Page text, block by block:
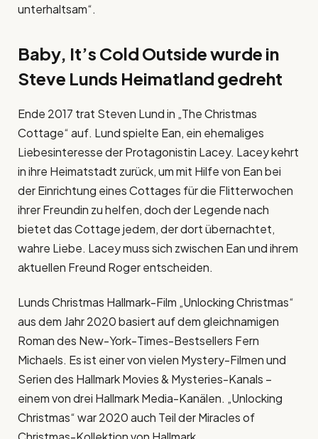
unterhaltsam“.
Baby, It’s Cold Outside wurde in
Steve Lunds Heimatland gedreht
Ende 2017 trat Steven Lund in „The Christmas
Cottage“ auf. Lund spielte Ean, ein ehemaliges
Liebesinteresse der Protagonistin Lacey. Lacey kehrt
in ihre Heimatstadt zurück, um mit Hilfe von Ean bei
der Einrichtung eines Cottages für die Flitterwochen
ihrer Freundin zu helfen, doch der Legende nach
bietet das Cottage jedem, der dort übernachtet,
wahre Liebe. Lacey muss sich zwischen Ean und ihrem
aktuellen Freund Roger entscheiden.
Lunds Christmas Hallmark-Film „Unlocking Christmas“
aus dem Jahr 2020 basiert auf dem gleichnamigen
Roman des New-York-Times-Bestsellers Fern
Michaels. Es ist einer von vielen Mystery-Filmen und
Serien des Hallmark Movies & Mysteries-Kanals –
einem von drei Hallmark Media-Kanälen. „Unlocking
Christmas“ war 2020 auch Teil der Miracles of